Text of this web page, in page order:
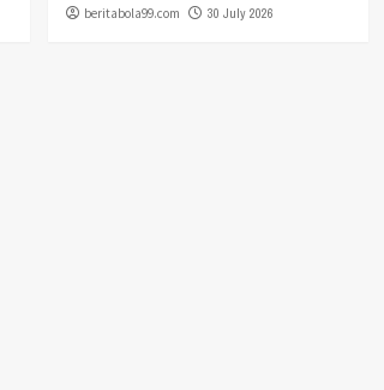
beritabola99.com 30 July 2026